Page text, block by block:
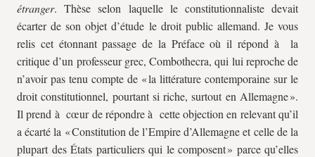
étranger. Thèse selon laquelle le constitutionnaliste devait
écarter de son objet d’étude le droit public allemand. Je vous
relis cet étonnant passage de la Préface où il répond à la
critique d’un professeur grec, Combothecra, qui lui reproche de
n’avoir pas tenu compte de « la littérature contemporaine sur le
droit constitutionnel, pourtant si riche, surtout en Allemagne ».
Il prend à cœur de répondre à cette objection en relevant qu’il
a écarté la « Constitution de l’Empire d’Allemagne et celle de la
plupart des États particuliers qui le composent » parce qu’elles